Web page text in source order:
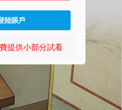
陸賬戶
提供小部分試看